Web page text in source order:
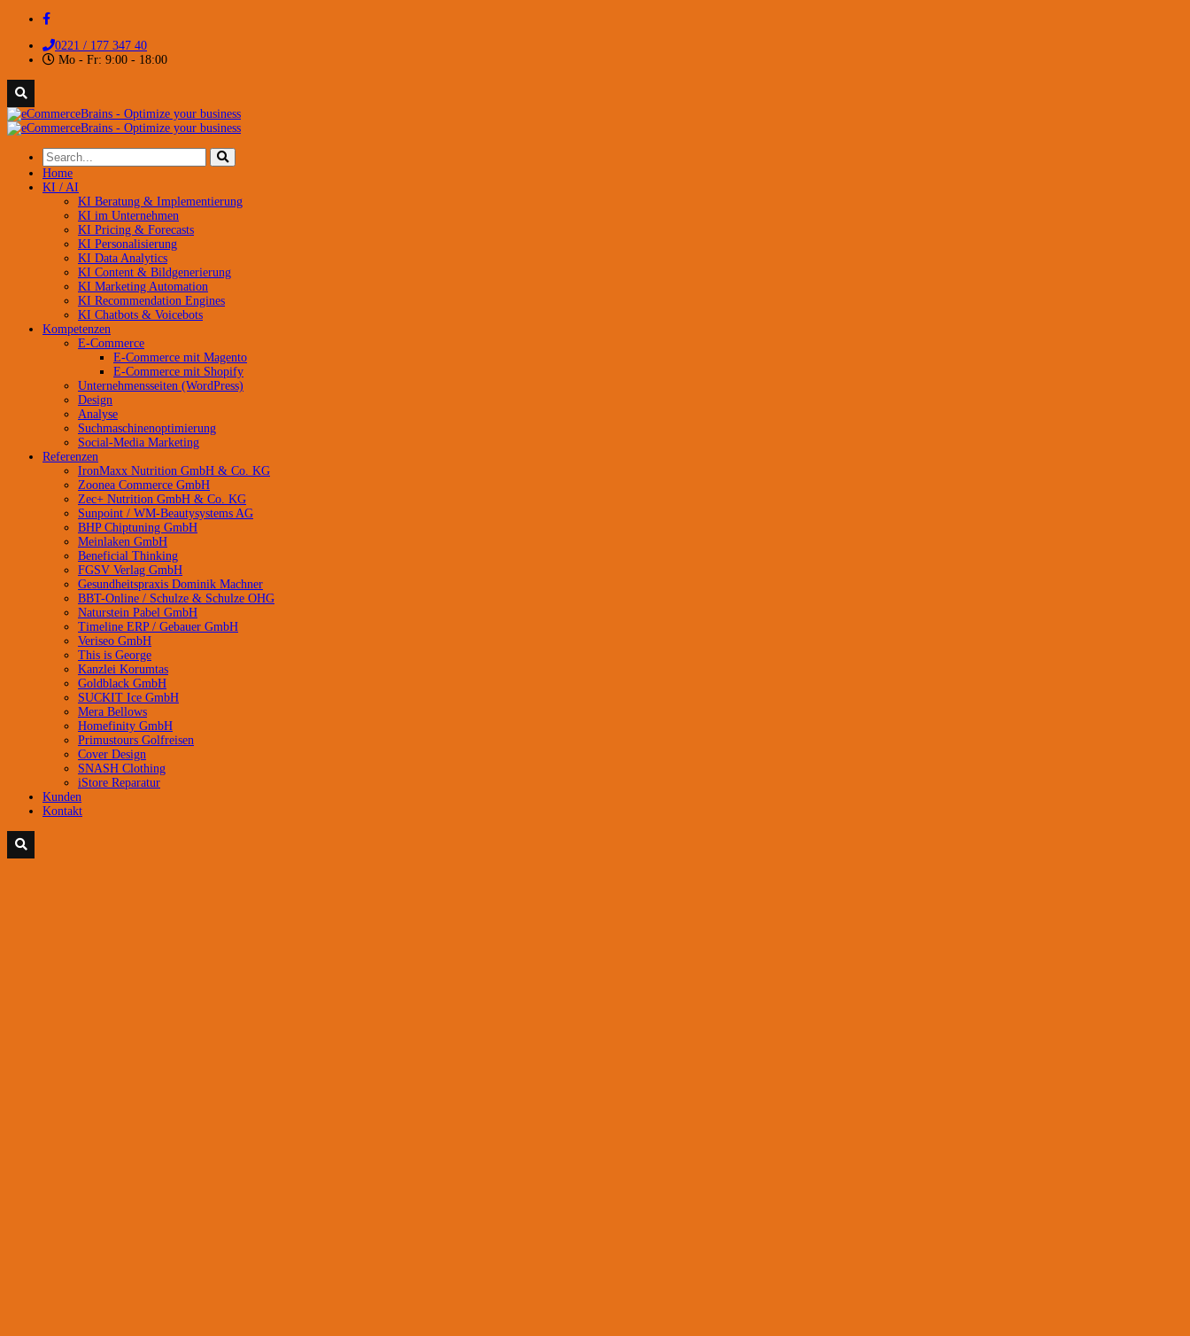
0221 / 177 347 40
Mo - Fr: 9:00 - 18:00
Home
KI / AI
KI Beratung & Implementierung
KI im Unternehmen
KI Pricing & Forecasts
KI Personalisierung
KI Data Analytics
KI Content & Bildgenerierung
KI Marketing Automation
KI Recommendation Engines
KI Chatbots & Voicebots
Kompetenzen
E-Commerce
E-Commerce mit Magento
E-Commerce mit Shopify
Unternehmensseiten (WordPress)
Design
Analyse
Suchmaschinenoptimierung
Social-Media Marketing
Referenzen
IronMaxx Nutrition GmbH & Co. KG
Zoonea Commerce GmbH
Zec+ Nutrition GmbH & Co. KG
Sunpoint / WM-Beautysystems AG
BHP Chiptuning GmbH
Meinlaken GmbH
Beneficial Thinking
FGSV Verlag GmbH
Gesundheitspraxis Dominik Machner
BBT-Online / Schulze & Schulze OHG
Naturstein Pabel GmbH
Timeline ERP / Gebauer GmbH
Veriseo GmbH
This is George
Kanzlei Korumtas
Goldblack GmbH
SUCKIT Ice GmbH
Mera Bellows
Homefinity GmbH
Primustours Golfreisen
Cover Design
SNASH Clothing
iStore Reparatur
Kunden
Kontakt